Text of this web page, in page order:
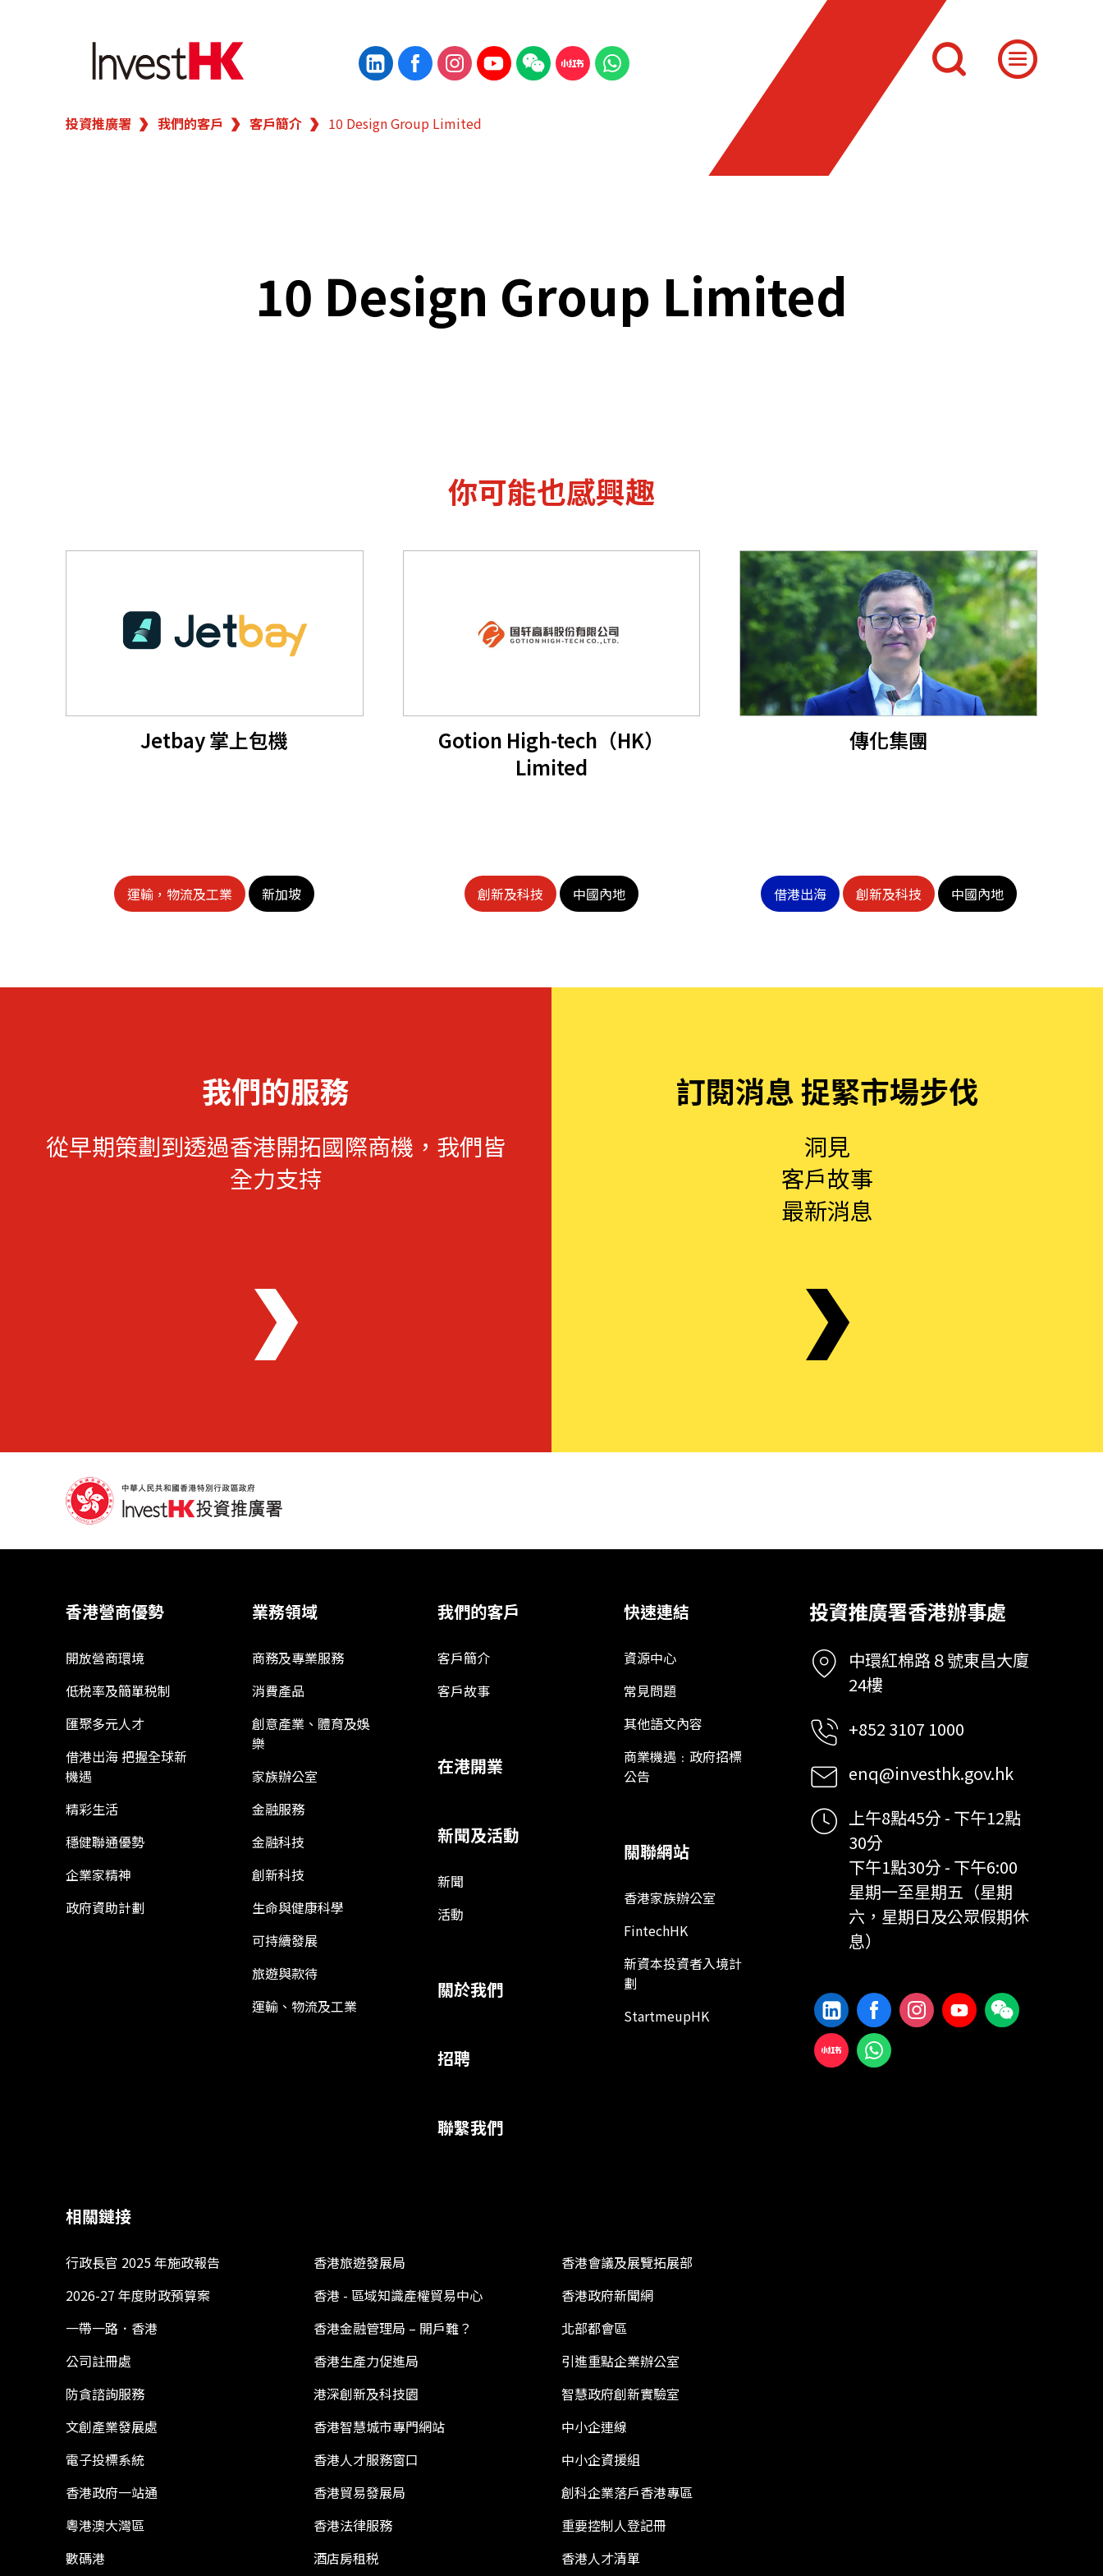
繁 简
快速連結
商業機遇﹕政府招標公告
香港家族辦公室 FintechHK 新資本投資者入境計劃 StartmeupHK
投資推廣署 我們的客戶 客戶簡介 10 Design Group Limited
10 Design Group Limited
你可能也感興趣
Jetbay 掌上包機
運輸，物流及工業 新加坡
Gotion High-tech（HK）
Limited
創新及科技 中國內地
傳化集團
借港出海 創新及科技 中國內地
我們的服務
從早期策劃到透過香港開拓國際商機，我們皆
全力支持
訂閱消息 捉緊市場步伐
洞見
客戶故事
最新消息
香港營商優勢
開放營商環境
低税率及簡單税制
匯聚多元人才
借港出海 把握全球新
機遇
精彩生活
穩健聯通優勢
企業家精神
政府資助計劃
業務領域
商務及專業服務
消費產品
創意產業、體育及娛
樂
家族辦公室
金融服務
金融科技
創新科技
生命與健康科學
可持續發展
旅遊與款待
運輸、物流及工業
我們的客戶
客戶簡介
客戶故事
在港開業
新聞及活動
新聞
活動
關於我們
招聘
聯繫我們
快速連結
資源中心
常見問題
其他語文內容
商業機遇﹕政府招標
公告
關聯網站
香港家族辦公室
FintechHK
新資本投資者入境計
劃
StartmeupHK
相關鏈接
行政長官 2025 年施政報告
2026-27 年度財政預算案
一帶一路．香港
公司註冊處
防貪諮詢服務
文創產業發展處
電子投標系統
香港政府一站通
粵港澳大灣區
數碼港
香港旅遊發展局
香港 - 區域知識產權貿易中心
香港金融管理局 – 開戶難？
香港生產力促進局
港深創新及科技園
香港智慧城市專門網站
香港人才服務窗口
香港貿易發展局
香港法律服務
酒店房租税
香港會議及展覽拓展部
香港政府新聞網
北部都會區
引進重點企業辦公室
智慧政府創新實驗室
中小企連線
中小企資援組
創科企業落戶香港專區
重要控制人登記冊
香港人才清單
投資推廣署香港辦事處
中環紅棉路８號東昌大廈
24樓
+852 3107 1000
enq@investhk.gov.hk
上午8點45分 - 下午12點
30分
下午1點30分 - 下午6:00
星期一至星期五（星期
六，星期日及公眾假期休
息）